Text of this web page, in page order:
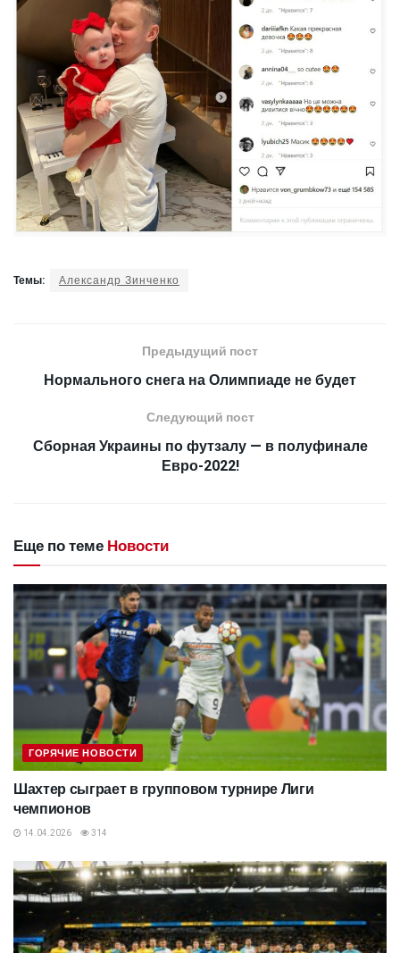
Темы: Александр Зинченко
Предыдущий пост
Нормального снега на Олимпиаде не будет
Следующий пост
Сборная Украины по футзалу — в полуфинале
Евро-2022!
Еще по теме Новости
ГОРЯЧИЕ НОВОСТИ
Шахтер сыграет в групповом турнире Лиги
чемпионов
14.04.2026 314